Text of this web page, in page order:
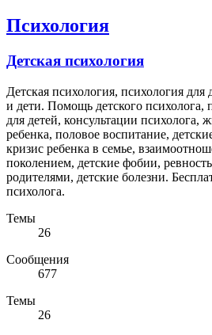
Психология
Детская психология
Детская психология, психология
и дети. Помощь детского психолога,
для детей, консультации психолога,
ребенка, половое воспитание,
кризис ребенка в семье,
поколением, детские фобии,
родителями, детские болезни.
психолога.
Темы
26
Сообщения
677
Темы
26